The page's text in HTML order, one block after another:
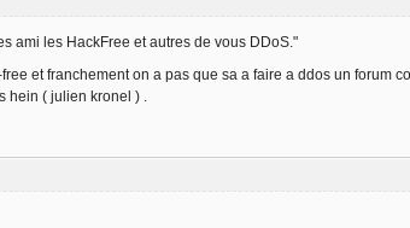
ami les HackFree et autres de vous DDoS."
et franchement on a pas que sa a faire a ddos un forum
( julien kronel ) .